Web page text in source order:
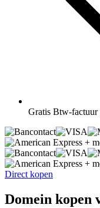
Gratis Btw-factuur
+
+
Direct kopen
Domein kopen